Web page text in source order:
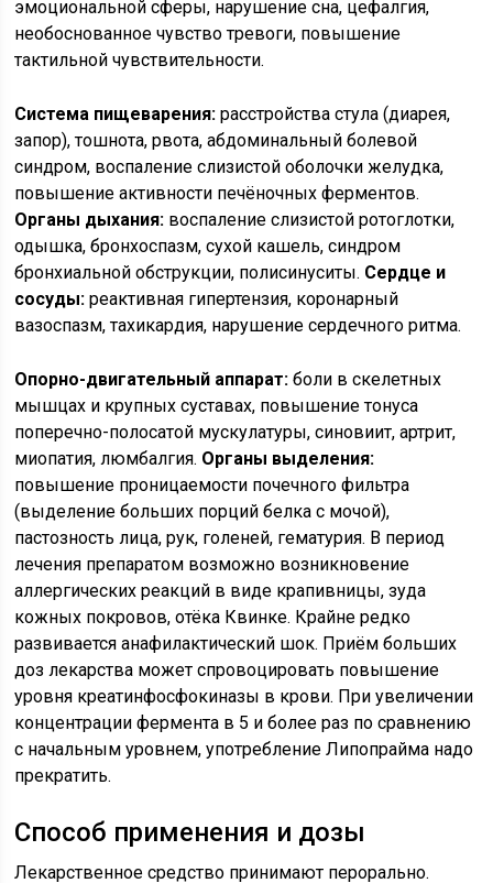
эмоциональной сферы, нарушение сна, цефалгия,
необоснованное чувство тревоги, повышение
тактильной чувствительности.
Система пищеварения: расстройства стула (диарея,
запор), тошнота, рвота, абдоминальный болевой
синдром, воспаление слизистой оболочки желудка,
повышение активности печёночных ферментов.
Органы дыхания: воспаление слизистой ротоглотки,
одышка, бронхоспазм, сухой кашель, синдром
бронхиальной обструкции, полисинуситы. Сердце и
сосуды: реактивная гипертензия, коронарный
вазоспазм, тахикардия, нарушение сердечного ритма.
Опорно-двигательный аппарат: боли в скелетных
мышцах и крупных суставах, повышение тонуса
поперечно-полосатой мускулатуры, синовиит, артрит,
миопатия, люмбалгия. Органы выделения:
повышение проницаемости почечного фильтра
(выделение больших порций белка с мочой),
пастозность лица, рук, голеней, гематурия. В период
лечения препаратом возможно возникновение
аллергических реакций в виде крапивницы, зуда
кожных покровов, отёка Квинке. Крайне редко
развивается анафилактический шок. Приём больших
доз лекарства может спровоцировать повышение
уровня креатинфосфокиназы в крови. При увеличении
концентрации фермента в 5 и более раз по сравнению
с начальным уровнем, употребление Липопрайма надо
прекратить.
Способ применения и дозы
Лекарственное средство принимают перорально.